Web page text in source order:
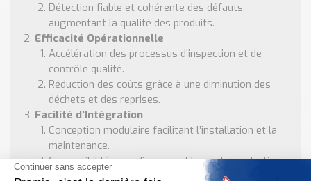
Détection fiable et cohérente des défauts,
augmentant la qualité des produits.
Efficacité Opérationnelle
Accélération des processus d’inspection et de
contrôle qualité.
Réduction des coûts grâce à une diminution des
déchets et des reprises.
Facilité d’Intégration
Conception modulaire facilitant l’installation et la
maintenance.
Compatibilité avec divers systèmes de production
et réseaux industriels.